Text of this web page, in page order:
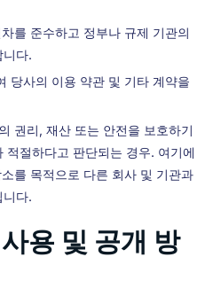
를 준수하고 정부나 규제 기관의
니다.
당사의 이용 약관 및 기타 계약을
권리, 재산 또는 안전을 보호하기
적절하다고 판단되는 경우. 여기에
를 목적으로 다른 회사 및 기관과
니다.
용 및 공개 방